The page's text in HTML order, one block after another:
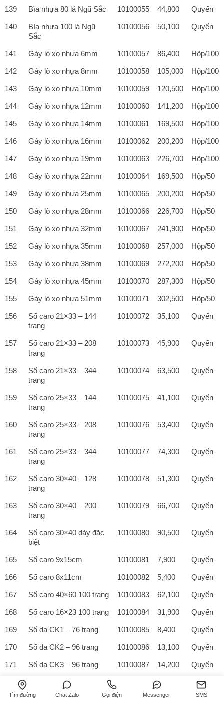
139 Bìa nhựa 80 lá Ngũ Sắc 10100055 44,800 Quyển
140
Bìa nhựa 100 lá Ngũ
Sắc
10100056 50,100 Quyển
141 Gáy lò xo nhựa 6mm 10100057 86,400 Hộp/100
142 Gáy lò xo nhựa 8mm 10100058 105,000 Hộp/100
143 Gáy lò xo nhựa 10mm 10100059 120,500 Hộp/100
144 Gáy lò xo nhựa 12mm 10100060 141,200 Hộp/100
145 Gáy lò xo nhựa 14mm 10100061 169,500 Hộp/100
146 Gáy lò xo nhựa 16mm 10100062 200,200 Hộp/100
147 Gáy lò xo nhựa 19mm 10100063 226,700 Hộp/100
148 Gáy lò xo nhựa 22mm 10100064 169,500 Hộp/50
149 Gáy lò xo nhựa 25mm 10100065 200,200 Hộp/50
150 Gáy lò xo nhựa 28mm 10100066 226,700 Hộp/50
151 Gáy lò xo nhựa 32mm 10100067 241,900 Hộp/50
152 Gáy lò xo nhựa 35mm 10100068 257,000 Hộp/50
153 Gáy lò xo nhựa 38mm 10100069 272,200 Hộp/50
154 Gáy lò xo nhựa 45mm 10100070 287,300 Hộp/50
155 Gáy lò xo nhựa 51mm 10100071 302,500 Hộp/50
156
Sổ caro 21×33 – 144
trang
10100072 35,100 Quyển
157
Sổ caro 21×33 – 208
trang
10100073 45,900 Quyển
158
Sổ caro 21×33 – 344
trang
10100074 63,500 Quyển
159
Sổ caro 25×33 – 144
trang
10100075 41,100 Quyển
160
Sổ caro 25×33 – 208
trang
10100076 53,400 Quyển
161
Sổ caro 25×33 – 344
trang
10100077 74,300 Quyển
162
Sổ caro 30×40 – 128
trang
10100078 51,300 Quyển
163
Sổ caro 30×40 – 200
trang
10100079 66,700 Quyển
164
Sổ caro 30×40 dày đặc
biệt
10100080 90,500 Quyển
165 Sổ caro 9x15cm 10100081 7,900 Quyển
166 Sổ caro 8x11cm 10100082 5,400 Quyển
167 Sổ caro 40×60 100 trang 10100083 62,100 Quyển
168 Sổ caro 16×23 100 trang 10100084 31,900 Quyển
169 Sổ da CK1 – 76 trang 10100085 8,400 Quyển
170 Sổ da CK2 – 96 trang 10100086 13,100 Quyển
171 Sổ da CK3 – 96 trang 10100087 14,200 Quyển
Sổ da CK4 – 104 trang 15,700 Quyển
173 Sổ da CK5 – 96 trang 10100089 17,100 Quyển
Tìm đường Chat Zalo Gọi điện Messenger SMS